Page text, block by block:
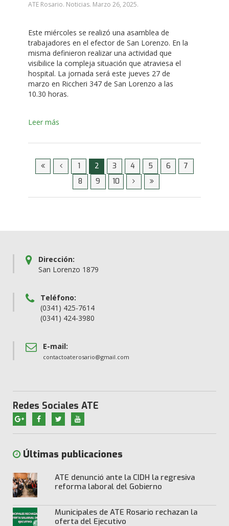
ATE Rosario. Noticias. Marzo 26, 2025.
Este miércoles se realizó una asamblea de
trabajadores en el efector de San Lorenzo. En la
misma definieron realizar una actividad que
visibilice la compleja situación que atraviesa el
hospital. La jornada será este jueves 27 de
marzo en Riccheri 347 de San Lorenzo a las
10.30 horas.
Leer más
1 2 3 4 5 6
7
8
9 10
Dirección:
San Lorenzo 1879
Teléfono:
(0341) 425-7614
(0341) 424-3980
E-mail:
contactoaterosario@gmail.com
Redes Sociales ATE
Últimas publicaciones
ATE denunció ante la CIDH la regresiva
reforma laboral del Gobierno
Municipales de ATE Rosario rechazan la
oferta del Ejecutivo